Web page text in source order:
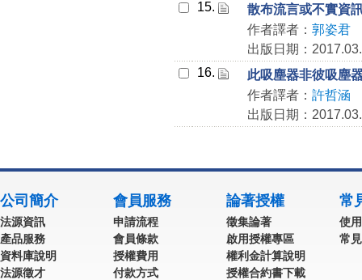
15.
散布流言或不實資
作者譯者： 郭姿君
出版日期：
16.
此吸塵器非彼吸塵
作者譯者： 許哲涵
出版日期：
公司簡介
法源資訊
產品服務
資料庫說明
法源徵才
會員服務
申請流程
會員條款
授權費用
付款方式
論著授權
徵集論著
啟用授權專區
權利金計算說明
授權合約書下載
常
使
常